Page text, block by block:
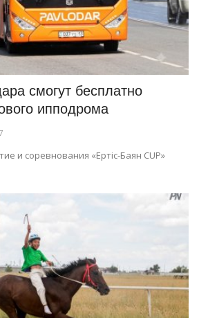
смогут бесплатно
ипподрома
и соревнования «Ертіс-Баян CUP»